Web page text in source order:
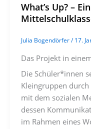
What’s Up? –
Julia Bogendörfer/17.
Das Projekt in
Die Schüler*innen
Kleingruppen
mit dem sozialen
dessen
im Rahmen eines